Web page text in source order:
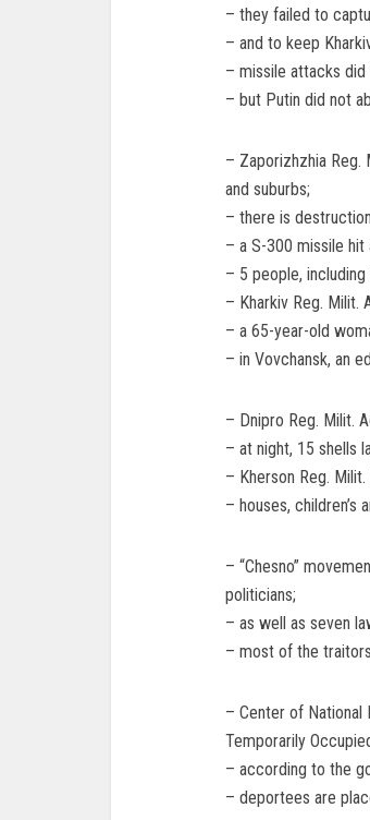
– they failed to
– and to keep
– missile attacks did
– but Putin did not
– Zaporizhzhia
and suburbs;
– there is
– a S-300 missile
– 5 people,
– Kharkiv Reg. Milit.
– a 65-year-old
– in Vovchansk, an
– Dnipro Reg. Milit.
– at night, 15 shells
– Kherson Reg.
– houses, children’s
– “Chesno”
politicians;
– as well as seven
– most of the
– Center of National
Temporarily
– according to the
– deportees are